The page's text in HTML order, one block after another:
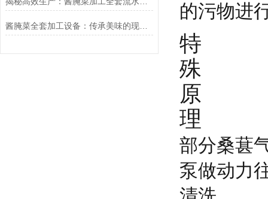
酱腌菜全套加工设备：传承美味的现代科技之选
的污物进
特
殊
原
理
部分桑葚
泵做动力